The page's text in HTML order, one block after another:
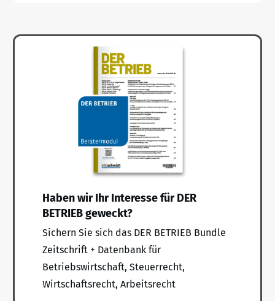
Haben wir Ihr Interesse für DER
BETRIEB geweckt?
Sichern Sie sich das DER BETRIEB Bundle
Zeitschrift + Datenbank für
Betriebswirtschaft, Steuerrecht,
Wirtschaftsrecht, Arbeitsrecht